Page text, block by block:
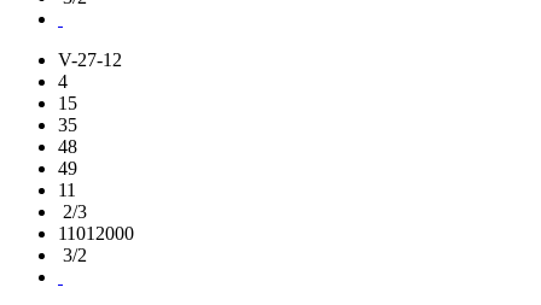
V-27-12
4
15
35
48
49
11
2/3
11012000
3/2